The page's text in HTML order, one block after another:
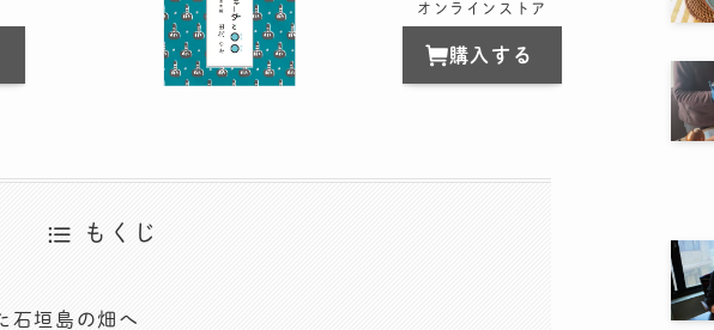
オンラインストア
購入する
もくじ
石垣島の畑へ